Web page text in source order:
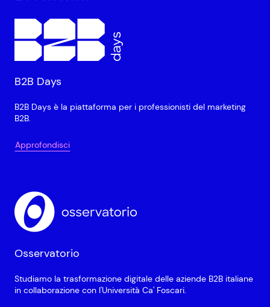
B2B Days
B2B Days è la piattaforma per i professionisti del marketing
B2B.
Approfondisci
Osservatorio
Studiamo la trasformazione digitale delle aziende B2B italiane
in collaborazione con l'Università Ca' Foscari.